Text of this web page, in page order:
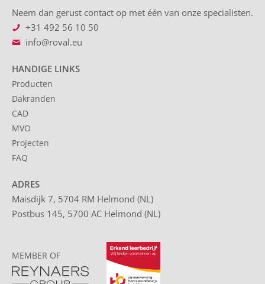
Neem dan gerust contact op met één van onze specialisten.
+31 492 56 10 50
info@roval.eu
HANDIGE LINKS
Producten
Dakranden
CAD
MVO
Projecten
FAQ
ADRES
Maisdijk 7, 5704 RM Helmond (NL)
Postbus 145, 5700 AC Helmond (NL)
MEMBER OF